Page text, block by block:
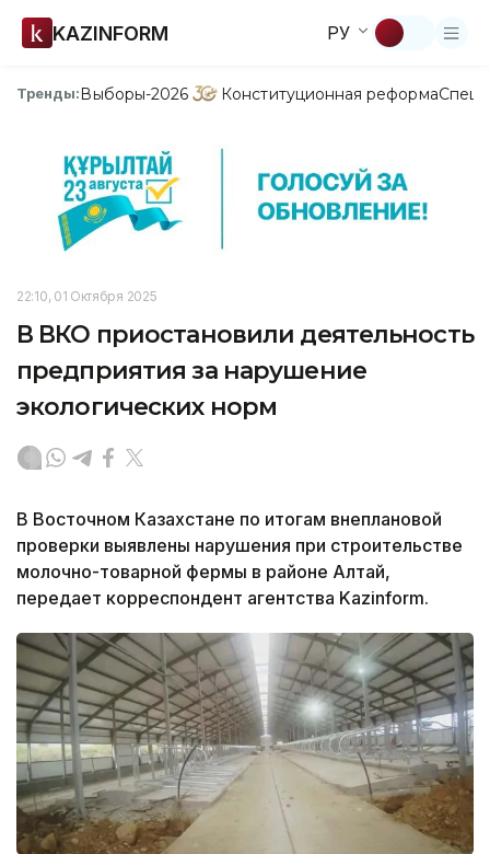
KAZINFORM РУ
Тренды:Выборы-2026 Конституционная реформа
22:10, 01 Октября 2025
В ВКО приостановили деятельность
предприятия за нарушение
экологических норм
В Восточном Казахстане по итогам внеплановой
проверки выявлены нарушения при строительстве
молочно-товарной фермы в районе Алтай,
передает корреспондент агентства Kazinform.